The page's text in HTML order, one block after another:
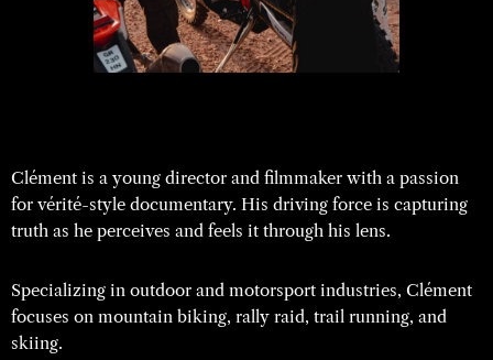
Clément is a young director and filmmaker with a passion
for vérité-style documentary. His driving force is capturing
truth as he perceives and feels it through his lens.
Specializing in outdoor and motorsport industries, Clément
focuses on mountain biking, rally raid, trail running, and
skiing.